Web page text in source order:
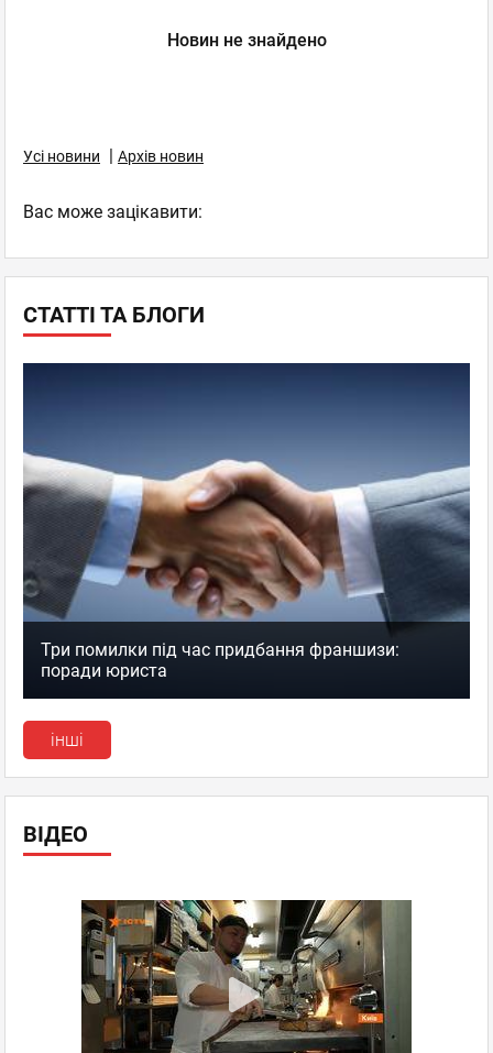
СТАТТІ ТА БЛОГИ
Три помилки під час придбання франшизи:
поради юриста
інші
ВІДЕО
Новин не знайдено
Усі новини | Архів новин
Вас може зацікавити: